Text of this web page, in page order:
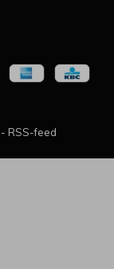
- RSS-feed